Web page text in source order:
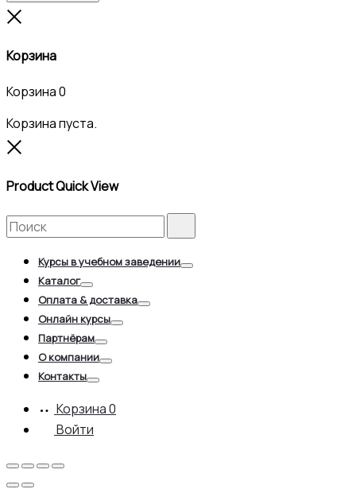
Корзина
Корзина0
Корзина пуста.
Product Quick View
Search
for:
Курсы в учебном заведении
Каталог
Toggle
Оплата & доставка
Онлайн курсы
Партнёрам
О компании
Контакты
Корзина0
Войти